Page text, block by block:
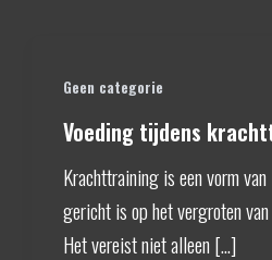
Geen categorie
Voeding tijdens
Krachttraining is een vorm
gericht is op het vergroten
Het vereist niet alleen […]